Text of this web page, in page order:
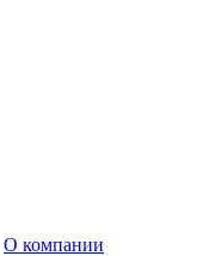
О компании